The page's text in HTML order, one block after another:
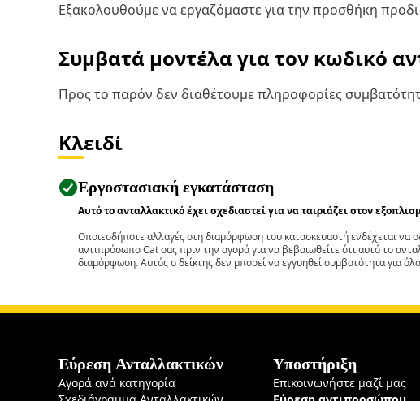
Εξακολουθούμε να εργαζόμαστε για την προσθήκη
Συμβατά μοντέλα για τον κωδικό
Προς το παρόν δεν διαθέτουμε πληροφορίες
Κλειδί
Εργοστασιακή εγκατάσταση
Αυτό το ανταλλακτικό έχει σχεδιαστεί για να ταιριάζει στον
Οποιεσδήποτε αλλαγές στη διαμόρφωση του κατασκευαστή ενδέχεται να
αντιπρόσωπο Cat σας πριν την αγορά για να βεβαιωθείτε ότι αυτό το
διαμόρφωση. Αυτός ο δείκτης δεν μπορεί να εγγυηθεί συμβατότητα για
Εύρεση Ανταλλακτικών
Αγορά ανά κατηγορία
Υποστήριξη
Επικοινωνήστε μαζί μας